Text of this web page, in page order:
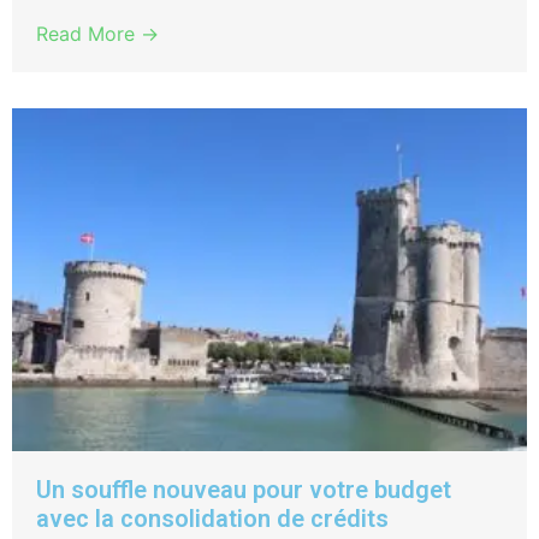
Read More →
Un souffle nouveau pour votre budget
avec la consolidation de crédits